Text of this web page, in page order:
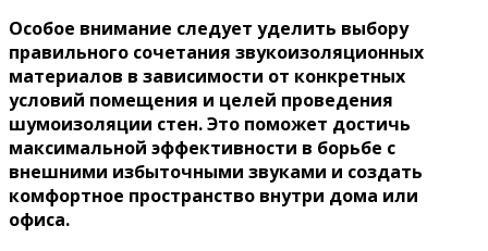
Особое внимание следует уделить выбору
правильного сочетания звукоизоляционных
материалов в зависимости от конкретных
условий помещения и целей проведения
шумоизоляции стен. Это поможет достичь
максимальной эффективности в борьбе с
внешними избыточными звуками и создать
комфортное пространство внутри дома или
офиса.